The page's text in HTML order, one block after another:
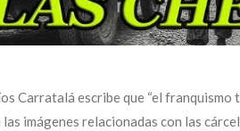
Carratalá escribe que “el franquismo
imágenes relacionadas con las